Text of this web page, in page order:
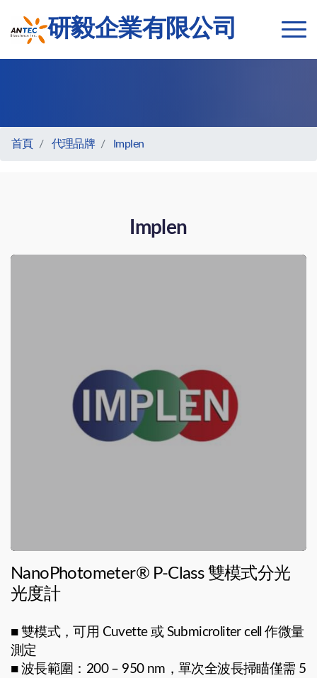
研毅企業有限公司
首頁 代理品牌 Implen
Implen
NanoPhotometer® P-Class 雙模式分光
光度計
■ 雙模式，可用 Cuvette 或 Submicroliter cell 作微量
測定
■ 波長範圍：200 – 950 nm，單次全波長掃瞄僅需 5